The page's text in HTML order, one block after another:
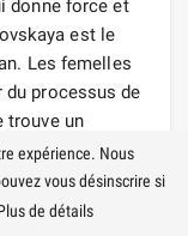
donne force et
est le
Les femelles
du processus de
trouve un
lastation
saturé des
expérience. Nous
vous désinscrire si
de détails